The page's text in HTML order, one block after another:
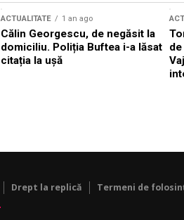
ACTUALITATE 1 an ago
Călin Georgescu, de negăsit la
domiciliu. Poliția Buftea i-a lăsat
citația la ușă
Drept la replică Termeni de